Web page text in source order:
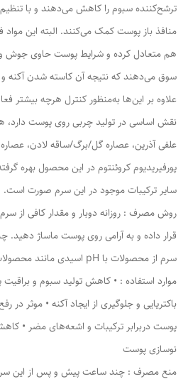
ترشح‌کننده سبوم را کاهش می‌دهند و با
منافذ باز پوست کمک می‌کنند. البته این مواد
هم متعادل کرده و شرایط پوست حاوی جوش
سوق می‌دهند که نتیجه آن کاسته شدن آکنه
نقش اساسی در تولید چربی روی پوست دارد،
علفی آذرین، عصاره گل/برگ/ساقه لادن،
پورفیریدیوم کروئنتوم در این محصول بهره
سایر ترکیبات موجود در این سرم صورت است.
روش مصرف : روزانه دوبار و مقدار کافی از
قرار داده و به آرامی روی پوست ماساژ
سرم از محصولات با pH اسیدی مانند محصولات لایه‌بردار و... استفاده نکنید.
موارد استفاده : • کاهش تولید سبوم و
باکتریایی و جلوگیری از ایجاد آکنه • موثر در
پوست دربرابر ترکیبات و اشعه‌های مضر •
نوسازی پوست